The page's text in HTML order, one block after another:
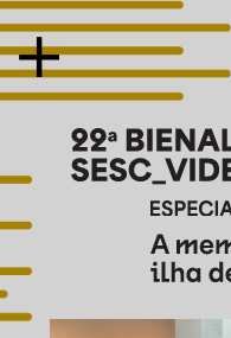
CONCEITO